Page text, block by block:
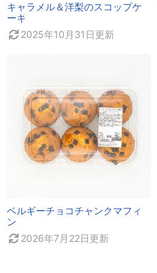
キャラメル＆洋梨のスコップケ
ーキ
2025年10月31日更新
ベルギーチョコチャンクマフィ
ン
2026年7月22日更新